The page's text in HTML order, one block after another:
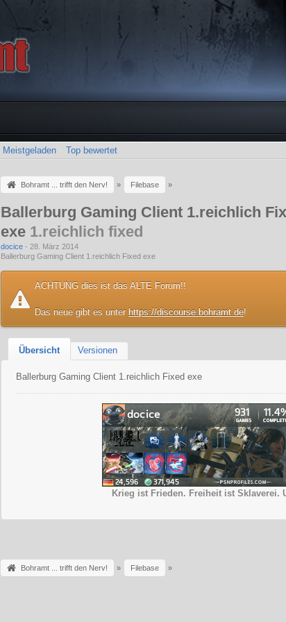
Meistgeladen Top bewertet
Bohramt ... trifft den Nerv! » Filebase »
Ballerburg Gaming Client 1.reichlich
exe 1.reichlich fixed
docice - 28. März 2014
Ballerburg Gaming Client 1.reichlich Fixed exe
ACHTUNG dies ist das ALTE Forum!!
Das neue gibt es unter https://discourse.bohramt.de!
Übersicht Versionen
Ballerburg Gaming Client 1.reichlich Fixed exe
Krieg ist Frieden. Freiheit ist Sklaverei.
Bohramt ... trifft den Nerv! » Filebase »